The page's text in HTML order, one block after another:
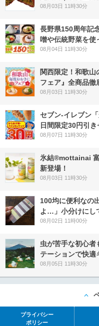
08月03日 11時30分
長野県150周年記
噌や伝統野菜を
08月04日 11時30分
関西限定！和歌
フェア』全商品徹
08月03日 11時30分
セブン‐イレブン
日間限定30円引き
08月07日 11時30分
氷結®mottainai
新登場！
08月03日 11時30分
100均に便利なの
よ…」小分けにし
08月02日 11時00分
虫が苦手な初心者
テーションで快適
08月05日 11時30分
プライバシー
ポリシー